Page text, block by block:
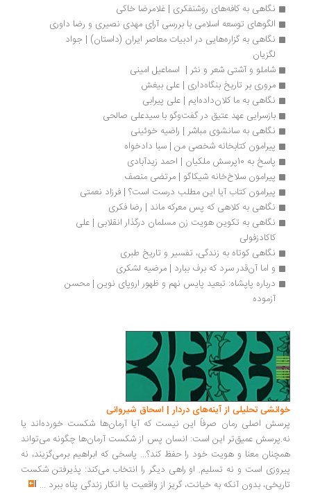
نگاهی به کافه‌های روشنفکری | غلامرضا خاکی
الگوهای توسعه اسلامی با بررسی آرای مهدی نصیری و رضا داوری
نگاهی به گزاره‌هایی در ادبیات معاصر ایران (داستان) | جواد
شاملو و آشتی شعر و نثر |  اسماعیل امینی
مروری بر تاریخ بنگاه‌داری | علی بیغش
نگاهی به ما کلان‌داده‌ایم | علی پیرابی
بازسرایی عهد عتیق در گفت‌وگو با سیدعلی صالحی
نگاهی به سانشوی مباشر | راضیه خوئینی
پیرامون کتابخانه شخصی من | سبا دادخواه
پاسخ به 10پرسش ملکیان | احمد زیدآبادی
پیرامون سلاخ‌خانه شیکاگو | مرتضی منصف
پیرامون کتاب آیا این مطلب درست است؟ | فرزاد نعمتی
نگاهی به کلاهی که پس معرکه ماند | رضا فکری
نگاهی به تکوین هویت زن مسلمان در‌گذار انقلابی | علی
کاکادزفولی
نگاهی کوتاه به زندگی، تفسیر و تاریخ طبری
و اما آن‌قدر سرد که برف ببارد | مرضیه لشکری
درباره پاپشاه: تبعید پایس نهم و ظهور اروپای نوین | محسن
تحلیلی از آینه‌های دردار | اسحاق شیروانی
اصلی رمان صرفاً این نیست که آیا آرمان‌ها شکست خورده‌اند یا
عمیق‌تر این است: انسان پس از شکست آرمان‌ها چگونه می‌تواند
معنا و هویت خود را حفظ کند؟... پاسخی که ابراهیم برمی‌گزیند، نه
است و نه تسلیم. او راهی دیگر را انتخاب می‌کند: پذیرفتن شکست
بدون آنکه به خیانت، گریز از واقعیت یا انکار زندگی پناه ببرد...